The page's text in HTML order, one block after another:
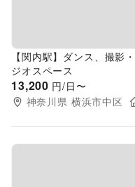
【関内駅】ダンス、撮影
ジオスペース
13,200 円/日〜
神奈川県 横浜市中区